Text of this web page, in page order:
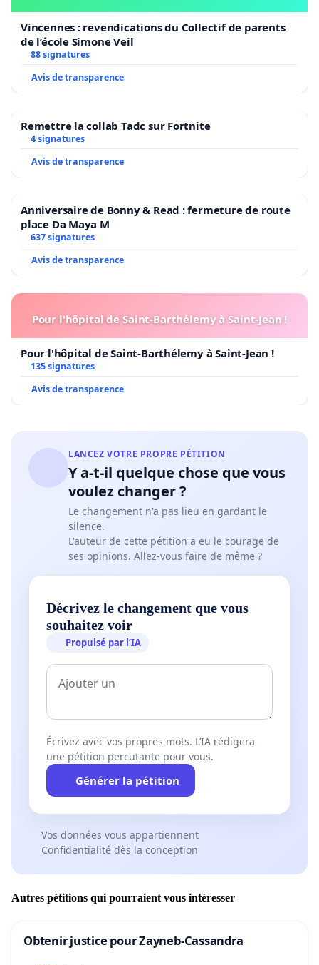
Vincennes : revendications du Collectif de parents
de l’école Simone Veil
88 signatures
Avis de transparence
Remettre la collab Tadc sur Fortnite
4 signatures
Avis de transparence
Anniversaire de Bonny & Read : fermeture de route
place Da Maya M
637 signatures
Avis de transparence
Pour l'hôpital de Saint-Barthélemy à Saint-Jean !
Pour l'hôpital de Saint-Barthélemy à Saint-Jean !
135 signatures
Avis de transparence
LANCEZ VOTRE PROPRE PÉTITION
Y a-t-il quelque chose que vous
voulez changer ?
Le changement n'a pas lieu en gardant le
silence.
L'auteur de cette pétition a eu le courage de
ses opinions. Allez-vous faire de même ?
Décrivez le changement que vous
souhaitez voir
Propulsé par l’IA
Écrivez avec vos propres mots. L’IA rédigera
une pétition percutante pour vous.
Générer la pétition
Vos données vous appartiennent
Confidentialité dès la conception
Autres pétitions qui pourraient vous intéresser
Obtenir justice pour Zayneb-Cassandra